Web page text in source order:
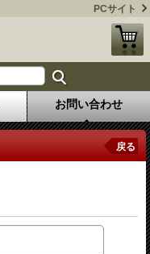
PCサイト
お問い合わせ
戻る